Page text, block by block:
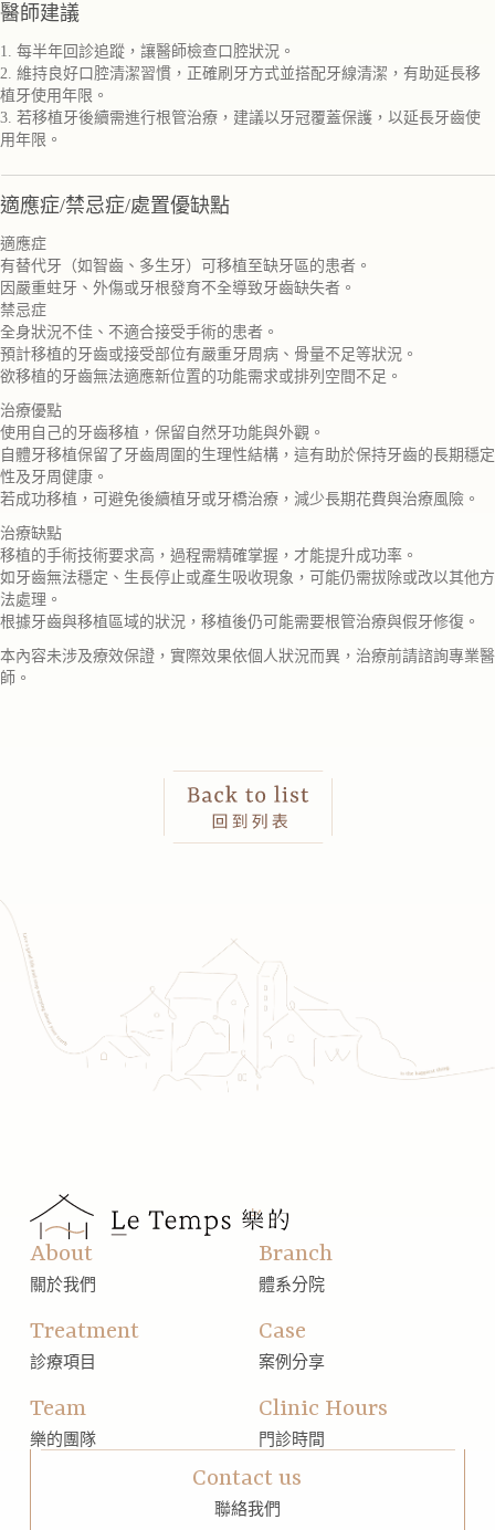
醫師建議
1. 每半年回診追蹤，讓醫師檢查口腔狀況。
2. 維持良好口腔清潔習慣，正確刷牙方式並搭配牙線清潔，有助延長移
植牙使用年限。
3. 若移植牙後續需進行根管治療，建議以牙冠覆蓋保護，以延長牙齒使
用年限。
適應症/禁忌症/處置優缺點
適應症
有替代牙（如智齒、多生牙）可移植至缺牙區的患者。
因嚴重蛀牙、外傷或牙根發育不全導致牙齒缺失者。
禁忌症
全身狀況不佳、不適合接受手術的患者。
預計移植的牙齒或接受部位有嚴重牙周病、骨量不足等狀況。
欲移植的牙齒無法適應新位置的功能需求或排列空間不足。
治療優點
使用自己的牙齒移植，保留自然牙功能與外觀。
自體牙移植保留了牙齒周圍的生理性結構，這有助於保持牙齒的長期穩定
性及牙周健康。
若成功移植，可避免後續植牙或牙橋治療，減少長期花費與治療風險。
治療缺點
移植的手術技術要求高，過程需精確掌握，才能提升成功率。
如牙齒無法穩定、生長停止或產生吸收現象，可能仍需拔除或改以其他方
法處理。
根據牙齒與移植區域的狀況，移植後仍可能需要根管治療與假牙修復。
本內容未涉及療效保證，實際效果依個人狀況而異，治療前請諮詢專業醫
師。
About
關於我們
Branch
體系分院
Treatment
診療項目
Case
案例分享
Team
樂的團隊
Clinic Hours
門診時間
Contact us
聯絡我們